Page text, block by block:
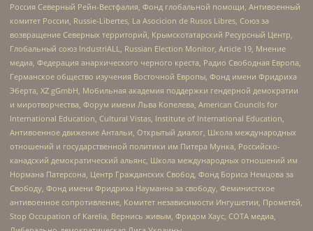
Россия Северный Рейн-Вестфалия, Фонд глобальной помощи, Антивоенный
комитет России, Russie-Libertes, La Asocicion de Rusos Libres, Союз за
возвращение Северных территорий, Крымскотатарский Ресурсный Центр,
Глобальный союз IndustriALL, Russian Election Monitor, Article 19, Мнение
медиа, Федерация анархического черного креста, Радио Свободная Европа,
Германское общество изучения Восточной Европы, Фонд имени Фридриха
Эберта, XZ gGmbH, Мобильная академия поддержки гендерной демократии
и миротворчества, Форум имени Льва Копелева, American Councils for
International Education, Cultural Vistas, Institute of International Education,
Антивоенное движение Антальи, Открытый диалог, Школа международных
отношений и государственной политики им Питера Мунка, Российско-
канадский демократический альянс, Школа международных отношений им
Нормана Патерсона, Центр Гражданских Свобод, Фонд Бориса Немцова за
Свободу, Фонд имени Фридриха Науманна за свободу, Феминистское
антивоенное сопротивление, Комитет независимости Ингушетии, Прометей,
Stop Occupation of Karelia, Вернись живым, Фридом Хаус, СОТА медиа,